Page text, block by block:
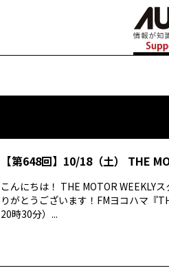
【第648回】10/18（土） THE
こんにちは！ THE MOTOR WEEKLY
りがとうございます！FMヨコハマ『
20時30分）...